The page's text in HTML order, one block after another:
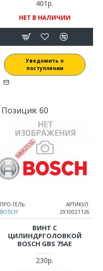
401р.
НЕТ В НАЛИЧИИ
Уведомить о
поступлении
Позиция: 60
ПРО-ТЕЛЬ:
BOSCH
АРТИКУЛ:
2910021126
ВИНТ С
ЦИЛИНДРГОЛОВКОЙ
BOSCH GBS 75AE
230р.